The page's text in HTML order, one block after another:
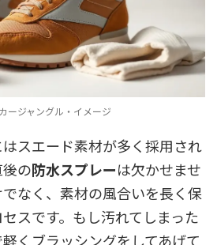
ージャングル・イメージ
スエード素材が多く採用され
の防水スプレーは欠かせませ
なく、素材の風合いを長く保
スです。もし汚れてしまった
くブラッシングをしてあげて